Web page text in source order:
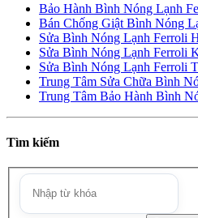
Bảo Hành Bình Nóng Lạnh
Bán Chống Giật Bình Nóng
Sửa Bình Nóng Lạnh Ferroli
Sửa Bình Nóng Lạnh Ferroli
Sửa Bình Nóng Lạnh Ferroli
Trung Tâm Sửa Chữa Bình
Trung Tâm Bảo Hành Bình
Tìm kiếm